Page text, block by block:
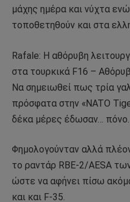
μάχης ημέρα και νύχτα
τοποθετηθούν και στα
Rafale: Η αθόρυβη
στα τουρκικά F16 –
Nα σημειωθεί πως τρία
πρόσφατα στην «NATO
δέκα μέρες έδωσαν… πόνο.
Φημολογούνταν αλλά
το ραντάρ RBE-2/AESA
ώστε να αφήνει πίσω
και και F-35.